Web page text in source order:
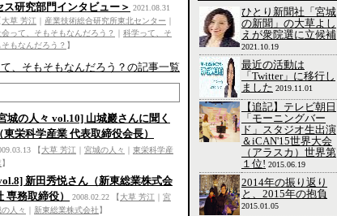
ス研究部門インタビュー＞ 2021.08.31
大草 芳江 産業技術総合研究所東北センター
会って、そもそもなんだろう？
科学って、そ
そもなんだろう？ 】
て、そもそもなんだろう？の記事一覧
城の人々 vol.10] 山城巖さんに聞く
（東栄科学産業 代表取締役会長）
【大草 芳江 宮城の人々
東栄科学産
】
新田秀悦さん（新東総業株式会
専務取締役）
2008.02.22 【大草 芳江
宮
の人々
新東総業株式会社】
ひとり新聞社「宮城
の新聞」の大草よし
えが衆院選に立候補
2021.10.19
最近の活動は
「Twitter」に移行し
ました 2019.11.01
【追記】テレビ朝日
「モーニングバー
ド」スタジオ生出演
＆iCAN'15世界大会
（アラスカ）世界第
１位! 2015.06.19
2014年の振り返り
と、2015年の抱負
2015.01.05